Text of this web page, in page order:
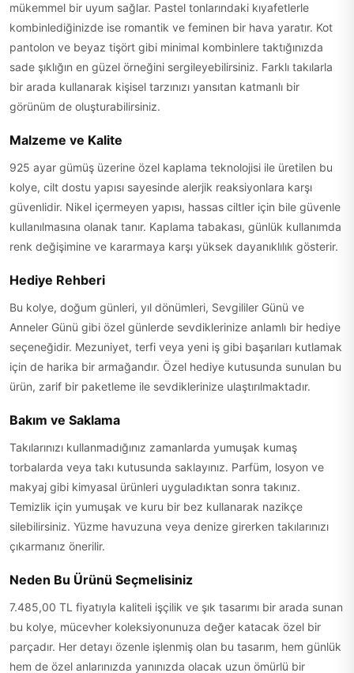
mükemmel bir uyum sağlar. Pastel tonlarındaki kıyafetlerle
kombinlediğinizde ise romantik ve feminen bir hava yaratır. Kot
pantolon ve beyaz tişört gibi minimal kombinlere taktığınızda
sade şıklığın en güzel örneğini sergileyebilirsiniz. Farklı takılarla
bir arada kullanarak kişisel tarzınızı yansıtan katmanlı bir
görünüm de oluşturabilirsiniz.
Malzeme ve Kalite
925 ayar gümüş üzerine özel kaplama teknolojisi ile üretilen bu
kolye, cilt dostu yapısı sayesinde alerjik reaksiyonlara karşı
güvenlidir. Nikel içermeyen yapısı, hassas ciltler için bile güvenle
kullanılmasına olanak tanır. Kaplama tabakası, günlük kullanımda
renk değişimine ve kararmaya karşı yüksek dayanıklılık gösterir.
Hediye Rehberi
Bu kolye, doğum günleri, yıl dönümleri, Sevgililer Günü ve
Anneler Günü gibi özel günlerde sevdiklerinize anlamlı bir hediye
seçeneğidir. Mezuniyet, terfi veya yeni iş gibi başarıları kutlamak
için de harika bir armağandır. Özel hediye kutusunda sunulan bu
ürün, zarif bir paketleme ile sevdiklerinize ulaştırılmaktadır.
Bakım ve Saklama
Takılarınızı kullanmadığınız zamanlarda yumuşak kumaş
torbalarda veya takı kutusunda saklayınız. Parfüm, losyon ve
makyaj gibi kimyasal ürünleri uyguladıktan sonra takınız.
Temizlik için yumuşak ve kuru bir bez kullanarak nazikçe
silebilirsiniz. Yüzme havuzuna veya denize girerken takılarınızı
çıkarmanız önerilir.
Neden Bu Ürünü Seçmelisiniz
7.485,00 TL fiyatıyla kaliteli işçilik ve şık tasarımı bir arada sunan
bu kolye, mücevher koleksiyonunuza değer katacak özel bir
parçadır. Her detayı özenle işlenmiş olan bu tasarım, hem günlük
hem de özel anlarınızda yanınızda olacak uzun ömürlü bir